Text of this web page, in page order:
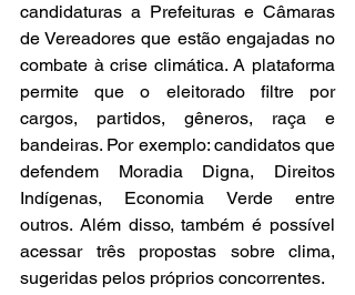
candidaturas a Prefeituras e Câmaras
de Vereadores que estão engajadas no
combate à crise climática. A plataforma
permite que o eleitorado filtre por
cargos, partidos, gêneros, raça e
bandeiras. Por exemplo: candidatos que
defendem Moradia Digna, Direitos
Indígenas, Economia Verde entre
outros. Além disso, também é possível
acessar três propostas sobre clima,
sugeridas pelos próprios concorrentes.